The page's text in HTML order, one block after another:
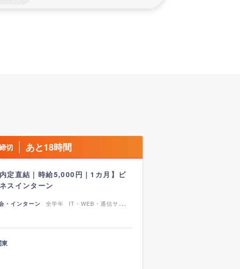
切 あと18時間
内定直結｜時給5,000円｜1カ月】ビ
スインターン
・インターン 全学年
IT・WEB・通信サービ
東